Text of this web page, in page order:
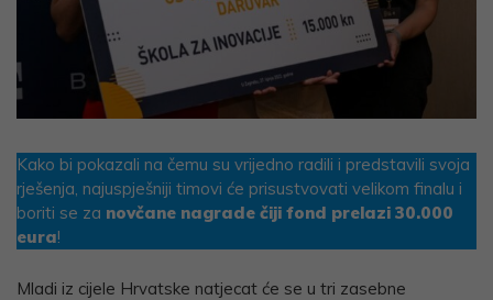
Kako bi pokazali na čemu su vrijedno radili i predstavili svoja
rješenja, najuspješniji timovi će prisustvovati velikom finalu i
boriti se za novčane nagrade čiji fond prelazi 30.000
eura!
Mladi iz cijele Hrvatske natjecat će se u tri zasebne